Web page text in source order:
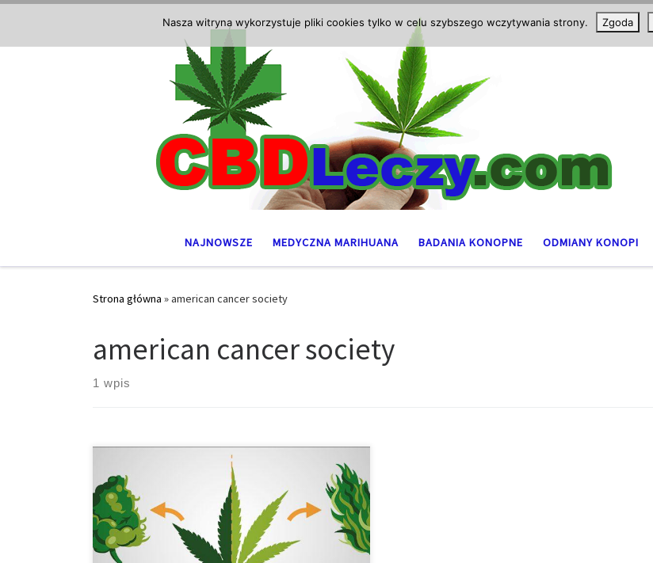
NAJNOWSZE MEDYCZNA MARIHUANA BADANIA KONOPNE ODMIANY KONOPI
Strona główna »american cancer society
american cancer society
1 wpis
Cannabis posiada długą historię medyczną jako
leczenie raka. W dochodzeniu archeologicznym,
cannabis został znaleziony w 2.500-letnim ciele
syberyjskiej kobiety. Po dalszych badaniach naukowcy
stwierdzili, że kobieta mogła stosować cannabis w
celu złagodzenia objawów raka piersi. Dzisiaj, wielu
Nasza witryna wykorzystuje pliki cookies tylko w celu szybszego wczytywania strony. Zgoda